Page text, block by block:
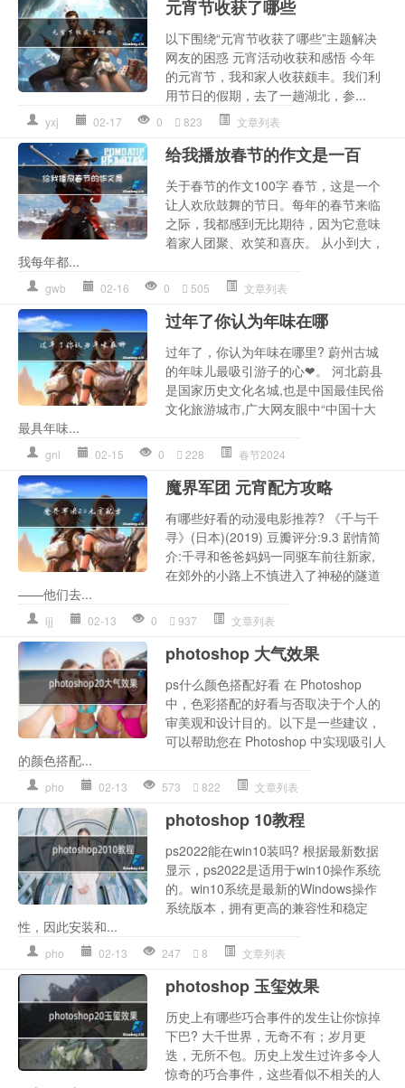
元宵节收获了哪些
以下围绕“元宵节收获了哪些”主题解决
网友的困惑 元宵活动收获和感悟 今年
的元宵节，我和家人收获颇丰。我们利
用节日的假期，去了一趟湖北，参...
yxj 02-17 0 823 文章列表
给我播放春节的作文是一百
关于春节的作文100字 春节，这是一个
让人欢欣鼓舞的节日。每年的春节来临
之际，我都感到无比期待，因为它意味
着家人团聚、欢笑和喜庆。 从小到大，
我每年都...
gwb 02-16 0 505 文章列表
过年了你认为年味在哪
过年了，你认为年味在哪里? 蔚州古城
的年味儿最吸引游子的心❤。 河北蔚县
是国家历史文化名城,也是中国最佳民俗
文化旅游城市,广大网友眼中“中国十大
最具年味...
gnl 02-15 0 228 春节2024
魔界军团 元宵配方攻略
有哪些好看的动漫电影推荐? 《千与千
寻》(日本)(2019) 豆瓣评分:9.3 剧情简
介:千寻和爸爸妈妈一同驱车前往新家,
在郊外的小路上不慎进入了神秘的隧道
——他们去...
ljj 02-13 0 937 文章列表
photoshop 大气效果
ps什么颜色搭配好看 在 Photoshop
中，色彩搭配的好看与否取决于个人的
审美观和设计目的。以下是一些建议，
可以帮助您在 Photoshop 中实现吸引人
的颜色搭配...
pho 02-13 573 822 文章列表
photoshop 10教程
ps2022能在win10装吗? 根据最新数据
显示，ps2022是适用于win10操作系统
的。win10系统是最新的Windows操作
系统版本，拥有更高的兼容性和稳定
性，因此安装和...
pho 02-13 247 8 文章列表
photoshop 玉玺效果
历史上有哪些巧合事件的发生让你惊掉
下巴? 大千世界，无奇不有；岁月更
迭，无所不包。历史上发生过许多令人
惊奇的巧合事件，这些看似不相关的人